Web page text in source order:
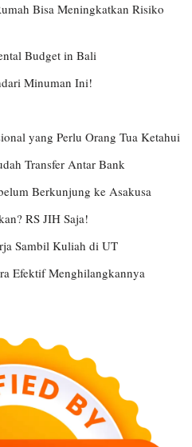
Bisa Meningkatkan Risiko
Budget in Bali
Minuman Ini!
yang Perlu Orang Tua Ketahui
Transfer Antar Bank
Berkunjung ke Asakusa
RS JIH Saja!
Sambil Kuliah di UT
Efektif Menghilangkannya